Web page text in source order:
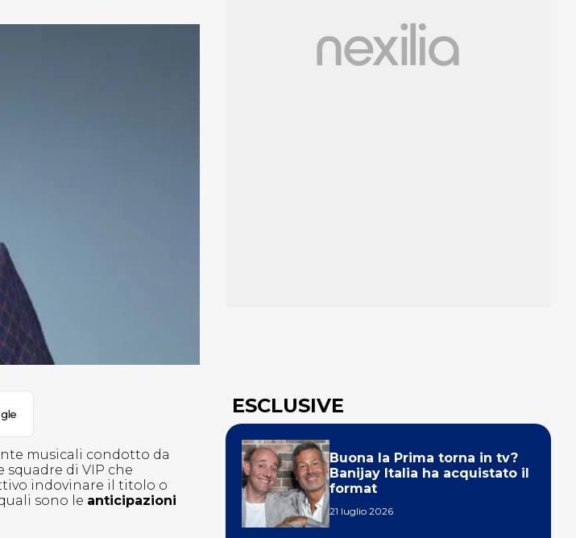
musicali condotto da
di VIP che
indovinare il titolo o
sono le anticipazioni
ESCLUSIVE
Buona la Prima torna in tv?
Banijay Italia ha acquistato il
format
21 luglio 2026